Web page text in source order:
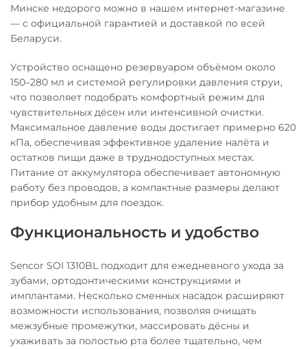
Минске недорого можно в нашем интернет-магазине
— с официальной гарантией и доставкой по всей
Беларуси.
Устройство оснащено резервуаром объёмом около
150–280 мл и системой регулировки давления струи,
что позволяет подобрать комфортный режим для
чувствительных дёсен или интенсивной очистки.
Максимальное давление воды достигает примерно 620
кПа, обеспечивая эффективное удаление налёта и
остатков пищи даже в труднодоступных местах.
Питание от аккумулятора обеспечивает автономную
работу без проводов, а компактные размеры делают
прибор удобным для поездок.
Функциональность и удобство
Sencor SOI 1310BL подходит для ежедневного ухода за
зубами, ортодонтическими конструкциями и
имплантами. Несколько сменных насадок расширяют
возможности использования, позволяя очищать
межзубные промежутки, массировать дёсны и
ухаживать за полостью рта более тщательно, чем